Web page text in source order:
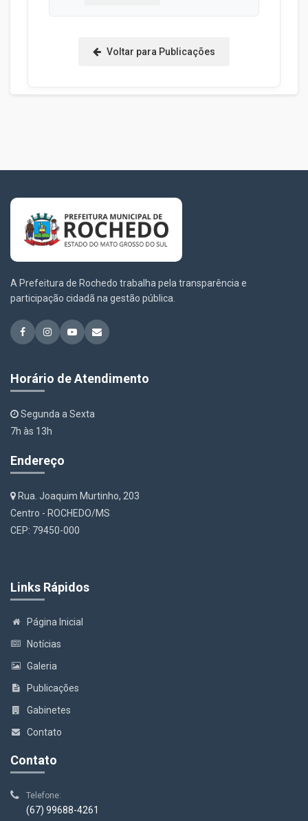
Voltar para Publicações
A Prefeitura de Rochedo trabalha pela transparência e
participação cidadã na gestão pública.
Horário de Atendimento
Segunda a Sexta
7h às 13h
Endereço
Rua. Joaquim Murtinho, 203
Centro - ROCHEDO/MS
CEP: 79450-000
Links Rápidos
Página Inicial
Notícias
Galeria
Publicações
Gabinetes
Contato
Contato
Telefone:
(67) 99688-4261